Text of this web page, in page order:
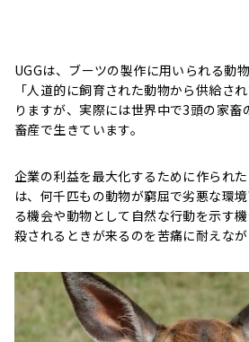
UGGは、ブーツの製作に用いられる動
「人道的に飼育された動物から供給さ
りますが、実際には世界中で3頭の家畜
畜産で生きています。
企業の利益を最大化するために作られ
は、何千匹もの動物が窮屈で劣悪な環
る機会や動物として自然な行動を示す
殺されるときが来るのを苦痛に耐えなが